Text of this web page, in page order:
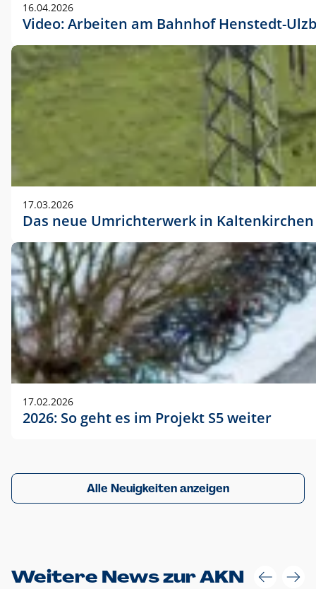
16.04.2026
Video: Arbeiten am Bahnhof Henstedt-
17.03.2026
Das neue Umrichterwerk in Kaltenkirchen
17.02.2026
2026: So geht es im Projekt S5 weiter
Alle Neuigkeiten anzeigen
Weitere News zur AKN